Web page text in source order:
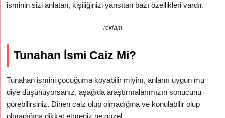
isminin sizi anlatan, kişiliğinizi yansıtan bazı özellikleri vardır.
reklam
Tunahan İsmi Caiz Mi?
Tunahan ismini çocuğuma koyabilir miyim, anlamı uygun mu
diye düşünüyorsanız, aşağıda araştırmalarımızın sonucunu
görebilirsiniz. Dinen caiz olup olmadığına ve konulabilir olup
olmadığına dikkat etmeniz ne güzel.